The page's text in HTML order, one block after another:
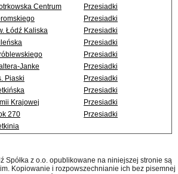
Centrum
Przesiadki
Przesiadki
Łódź Kaliska
Przesiadki
Przesiadki
Przesiadki
Janke
Przesiadki
Piaski
Przesiadki
Przesiadki
Krajowej
Przesiadki
270
Przesiadki
Spółka z o.o. opublikowane na niniejszej stronie są
Kopiowanie i rozpowszechnianie ich bez pisemnej